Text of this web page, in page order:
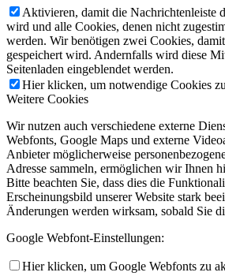
Aktivieren, damit die Nachrichtenleiste
wird und alle Cookies, denen nicht
werden. Wir benötigen zwei Cookies,
gespeichert wird. Andernfalls wird diese
Seitenladen eingeblendet werden.
Hier klicken, um notwendige Cookies
Weitere Cookies
Wir nutzen auch verschiedene externe
Webfonts, Google Maps und externe
Anbieter möglicherweise
Adresse sammeln, ermöglichen wir Ihnen
Bitte beachten Sie, dass dies die
Erscheinungsbild unserer Website stark
Änderungen werden wirksam, sobald Sie
Google Webfont-Einstellungen:
Hier klicken, um Google Webfonts zu